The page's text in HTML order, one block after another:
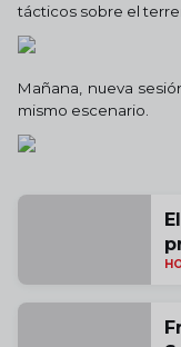
tácticos sobre el
Mañana, nueva
mismo escenario.